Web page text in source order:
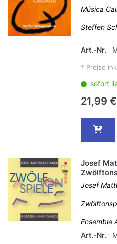
Música
Steffen
Art.-Nr.
* Preise
sofort
21,99
Josef
Josef
Ensemble
Art.-Nr.